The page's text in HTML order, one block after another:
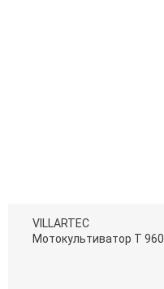
VILLARTEC
Мотокультиватор Т 960